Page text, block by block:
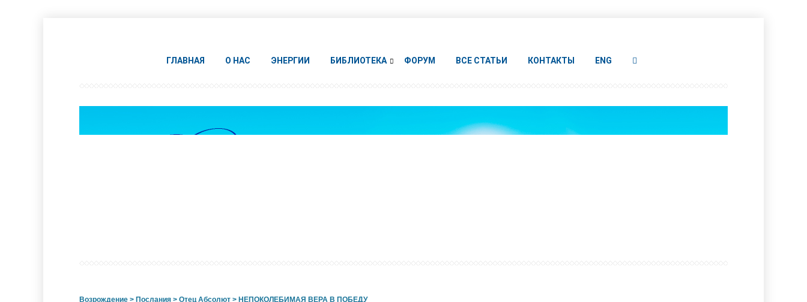
ГЛАВНАЯ О НАС ЭНЕРГИИ БИБЛИОТЕКА ФОРУМ ВСЕ СТАТЬИ КОНТАКТЫ ENG
Возрождение > Послания > Отец Абсолют > НЕПОКОЛЕБИМАЯ ВЕРА В ПОБЕДУ